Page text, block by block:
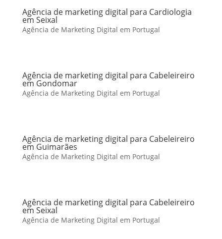
Agência de marketing digital para Cardiologia
em Seixal
Agência de Marketing Digital em Portugal
Agência de marketing digital para Cabeleireiro
em Gondomar
Agência de Marketing Digital em Portugal
Agência de marketing digital para Cabeleireiro
em Guimarães
Agência de Marketing Digital em Portugal
Agência de marketing digital para Cabeleireiro
em Seixal
Agência de Marketing Digital em Portugal